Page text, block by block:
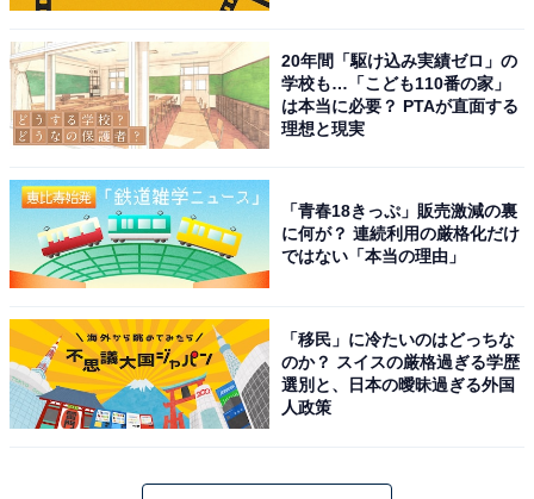
Anker Soundcore「AMZ-A3953」
Amazonで見る
Anker Soundcore「A3955」
20年間「駆け込み実績ゼロ」の
学校も…「こども110番の家」
は本当に必要？ PTAが直面する
理想と現実
「青春18きっぷ」販売激減の裏
に何が？ 連続利用の厳格化だけ
ではない「本当の理由」
「移民」に冷たいのはどっちな
のか？ スイスの厳格過ぎる学歴
選別と、日本の曖昧過ぎる外国
人政策